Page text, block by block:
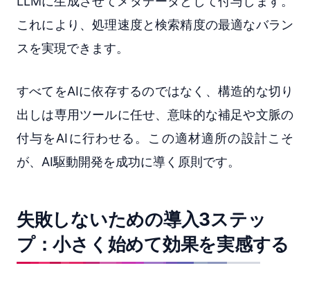
これにより、処理速度と検索精度の最適なバラン
スを実現できます。
すべてをAIに依存するのではなく、構造的な切り
出しは専用ツールに任せ、意味的な補足や文脈の
付与をAIに行わせる。この適材適所の設計こそ
が、AI駆動開発を成功に導く原則です。
失敗しないための導入3ステッ
プ：小さく始めて効果を実感する